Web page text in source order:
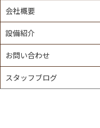
会社概要
設備紹介
お問い合わせ
スタッフブログ